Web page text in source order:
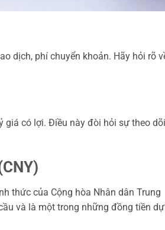
dịch, phí chuyển khoản. Hãy hỏi rõ
giá có lợi. Điều này đòi hỏi sự theo
thức của Cộng hòa Nhân dân Trung
và là một trong những đồng tiền